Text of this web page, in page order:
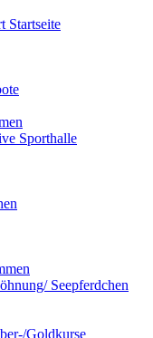
Startseite
Sporthalle
Seepferdchen
Goldkurse